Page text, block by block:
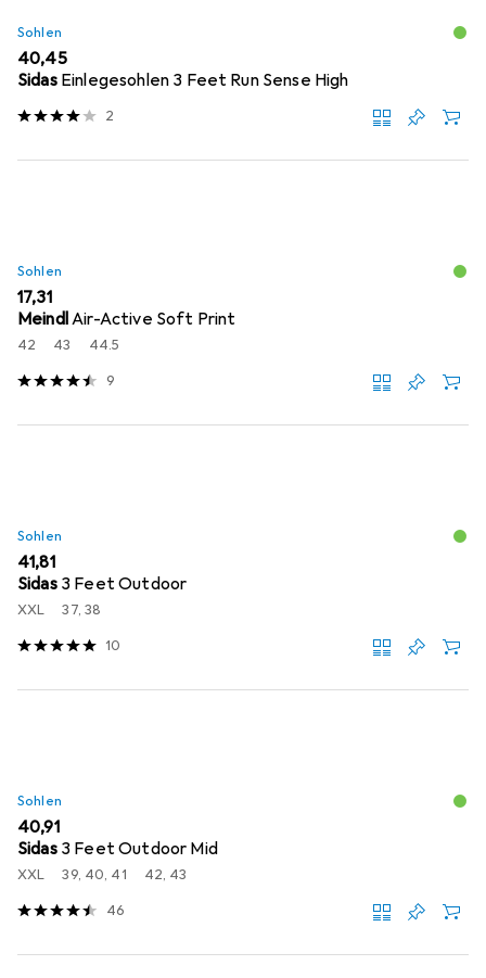
Sohlen
EUR
40,45
Sidas Einlegesohlen 3 Feet Run Sense High
2
Sohlen
EUR
17,31
MeindlAir-Active Soft Print
42 43 44.5
9
Sohlen
EUR
41,81
Sidas 3 Feet Outdoor
XXL 37, 38
10
Sohlen
EUR
40,91
Sidas 3 Feet Outdoor Mid
XXL 39, 40, 41 42, 43
46